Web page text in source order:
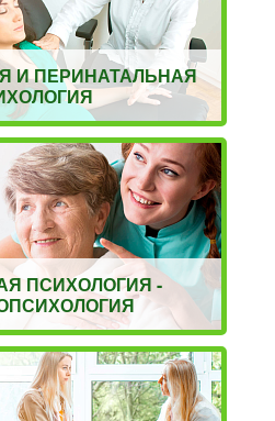
И ПЕРИНАТАЛЬНАЯ
ПСИХОЛОГИЯ -